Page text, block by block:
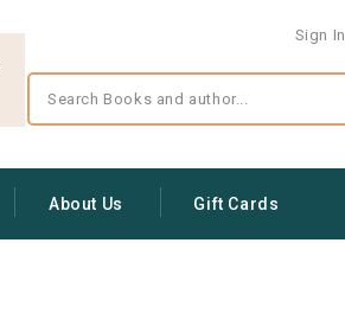
Sign In
About Us Gift Cards